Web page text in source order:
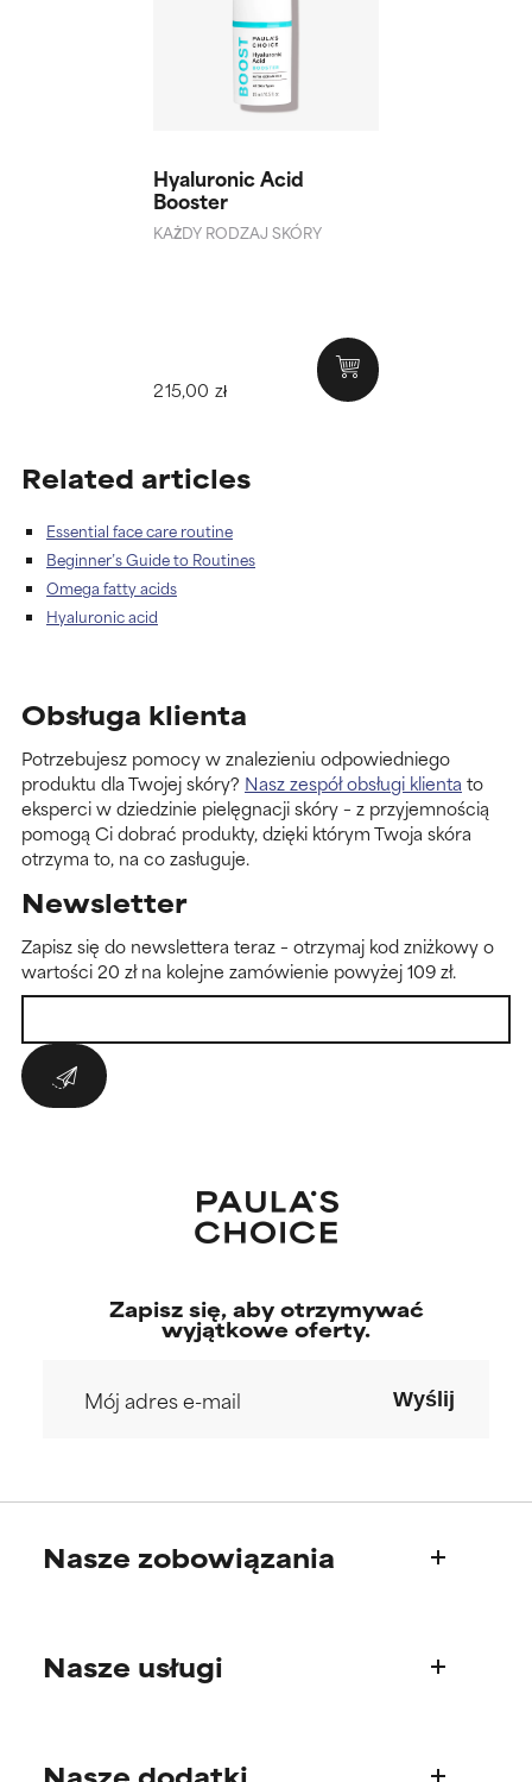
Hyaluronic Acid
Booster
KAŻDY RODZAJ SKÓRY
215,00 zł
Related articles
Essential face care routine
Beginner’s Guide to Routines
Omega fatty acids
Hyaluronic acid
Obsługa klienta
Potrzebujesz pomocy w znalezieniu odpowiedniego
produktu dla Twojej skóry? Nasz zespół obsługi klienta to
eksperci w dziedzinie pielęgnacji skóry – z przyjemnością
pomogą Ci dobrać produkty, dzięki którym Twoja skóra
otrzyma to, na co zasługuje.
Newsletter
Zapisz się do newslettera teraz – otrzymaj kod zniżkowy o
wartości 20 zł na kolejne zamówienie powyżej 109 zł.
Zapisz się, aby otrzymywać
wyjątkowe oferty.
Wyślij
Nasze zobowiązania
Nasza historia
Nasze usługi
Najczęściej zadawane pytania